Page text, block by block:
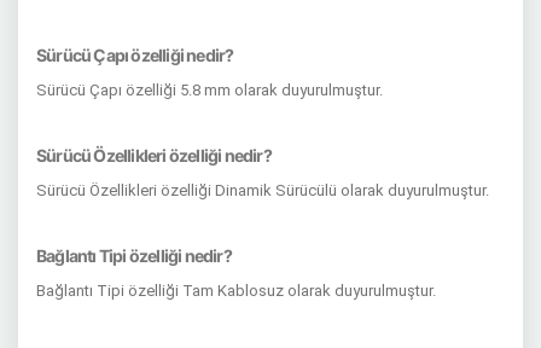
Sürücü Çapı özelliği nedir?
Sürücü Çapı özelliği 5.8 mm olarak duyurulmuştur.
Sürücü Özellikleri özelliği nedir?
Sürücü Özellikleri özelliği Dinamik Sürücülü olarak duyurulmuştur.
Bağlantı Tipi özelliği nedir?
Bağlantı Tipi özelliği Tam Kablosuz olarak duyurulmuştur.